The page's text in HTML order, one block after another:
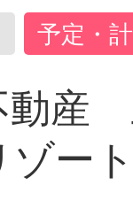
予定・
動産
ー